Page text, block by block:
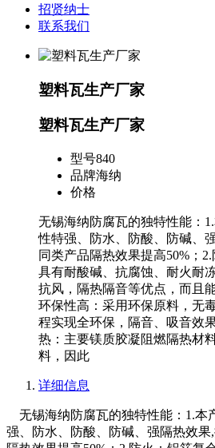
招贤纳士
联系我们
塑料瓦生产厂家
塑料瓦生产厂家
型号840
品牌海纳
价格
无锡海纳防腐瓦的独特性能：
性特强、防水、防酸、防碱、
同类产品隔热效果提高50%；
具有耐酸碱、抗腐蚀、耐火耐
抗风，隔热隔音等优点，而且
环保性高：采用环保原料，无
程实现全环保，隔音、吸音效
热：主要镁质胶凝阻燃隔热材
料，因此
详细信息
无锡海纳防腐瓦的独特性能：1.本
强、防水、防酸、防碱、强隔热效